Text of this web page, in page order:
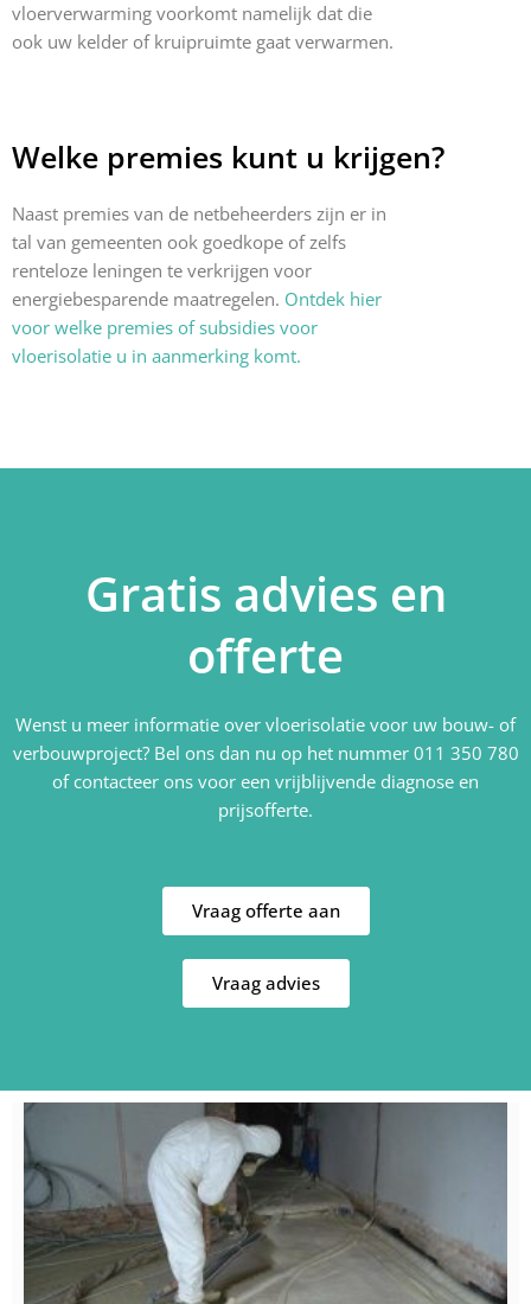
vloerverwarming voorkomt namelijk dat die
ook uw kelder of kruipruimte gaat verwarmen.
Welke premies kunt u krijgen?
Naast premies van de netbeheerders zijn er in
tal van gemeenten ook goedkope of zelfs
renteloze leningen te verkrijgen voor
energiebesparende maatregelen. Ontdek hier
voor welke premies of subsidies voor
vloerisolatie u in aanmerking komt.
Gratis advies en
offerte
Wenst u meer informatie over vloerisolatie voor uw bouw- of
verbouwproject? Bel ons dan nu op het nummer 011 350 780
of contacteer ons voor een vrijblijvende diagnose en
prijsofferte.
Vraag offerte aan
Vraag advies